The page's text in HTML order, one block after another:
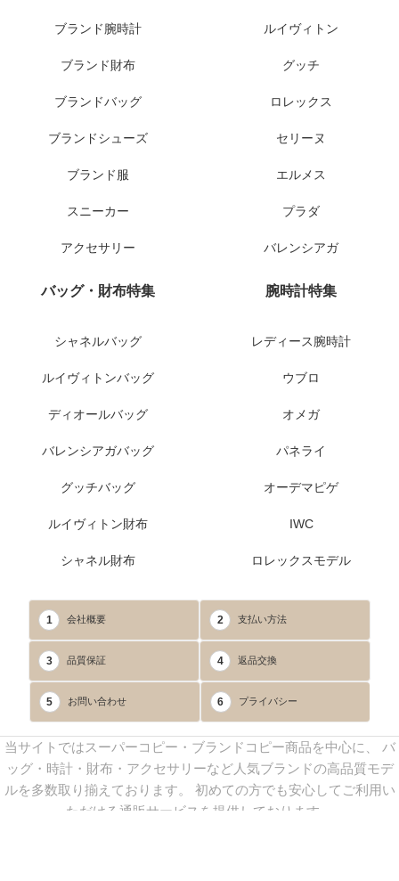
ブランド腕時計
ブランド財布
ブランドバッグ
ブランドシューズ
ブランド服
スニーカー
アクセサリー
ルイヴィトン
グッチ
ロレックス
セリーヌ
エルメス
プラダ
バレンシアガ
バッグ・財布特集
シャネルバッグ
ルイヴィトンバッグ
ディオールバッグ
バレンシアガバッグ
グッチバッグ
ルイヴィトン財布
シャネル財布
腕時計特集
レディース腕時計
ウブロ
オメガ
パネライ
オーデマピゲ
IWC
ロレックスモデル
1 会社概要 2 支払い方法
3 品質保証 4 返品交換
5 お問い合わせ 6 プライバシー
当サイトではスーパーコピー・ブランドコピー商品を中心に、 バ
ッグ・時計・財布・アクセサリーなど人気ブランドの高品質モデ
ルを多数取り揃えております。 初めての方でも安心してご利用い
ただける通販サービスを提供しております。